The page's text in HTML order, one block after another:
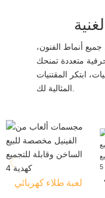
أنماط الفنون،
متعددة تمنحك
ابتكر المقتنيات
لعبة طلاء كهربائي